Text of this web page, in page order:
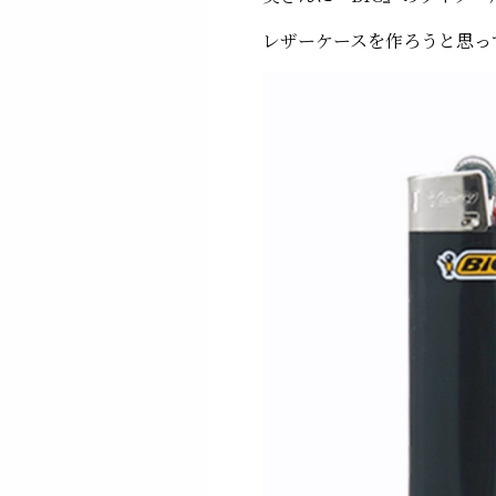
レザーケースを作ろうと思